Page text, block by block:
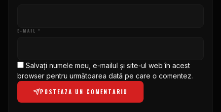
E-MAIL *
Salvați numele meu, e-mailul și site-ul web în acest
browser pentru următoarea dată pe care o comentez.
POSTEAZA UN COMENTARIU